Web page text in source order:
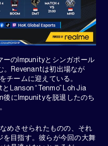
ーのImpunityとシンガポール
。Revenantは初出場なが
チームに迎えている。
Lanson “Tenmo” Loh Jia
にImpunityを脱退したのち
めさせられたものの、それ
を目指す。彼らが今回の大舞